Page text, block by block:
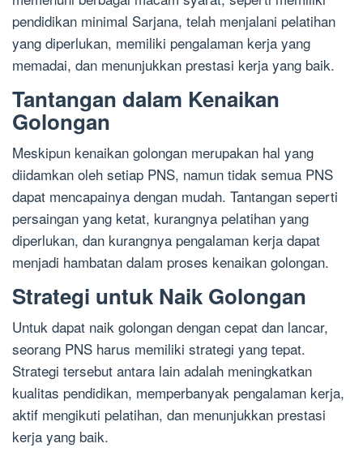
pendidikan minimal Sarjana, telah menjalani pelatihan
yang diperlukan, memiliki pengalaman kerja yang
memadai, dan menunjukkan prestasi kerja yang baik.
Tantangan dalam Kenaikan
Golongan
Meskipun kenaikan golongan merupakan hal yang
diidamkan oleh setiap PNS, namun tidak semua PNS
dapat mencapainya dengan mudah. Tantangan seperti
persaingan yang ketat, kurangnya pelatihan yang
diperlukan, dan kurangnya pengalaman kerja dapat
menjadi hambatan dalam proses kenaikan golongan.
Strategi untuk Naik Golongan
Untuk dapat naik golongan dengan cepat dan lancar,
seorang PNS harus memiliki strategi yang tepat.
Strategi tersebut antara lain adalah meningkatkan
kualitas pendidikan, memperbanyak pengalaman kerja,
aktif mengikuti pelatihan, dan menunjukkan prestasi
kerja yang baik.